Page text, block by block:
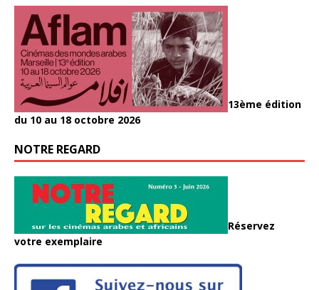
13ème édition
du 10 au 18 octobre 2026
NOTRE REGARD
Réservez
votre exemplaire